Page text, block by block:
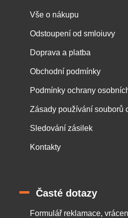
Vše o nákupu
Odstoupení od smloiuvy
Doprava a platba
Obchodní podmínky
Podmínky ochrany
Zásady používání souborů
Sledování zásilek
Kontakty
Časté dotazy
Formulář reklamace,